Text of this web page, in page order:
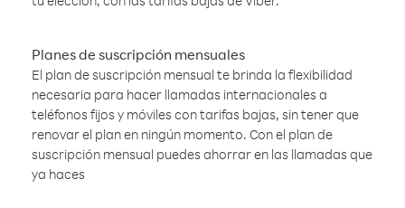
Planes de suscripción mensuales
El plan de suscripción mensual te brinda la flexibilidad
necesaria para hacer llamadas internacionales a
teléfonos fijos y móviles con tarifas bajas, sin tener que
renovar el plan en ningún momento. Con el plan de
suscripción mensual puedes ahorrar en las llamadas que
ya haces